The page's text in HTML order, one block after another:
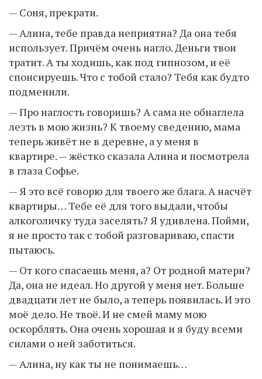
— Соня, прекрати.
— Алина, тебе правда неприятна? Да она тебя
использует. Причём очень нагло. Деньги твои
тратит. А ты ходишь, как под гипнозом, и её
спонсируешь. Что с тобой стало? Тебя как будто
подменили.
— Про наглость говоришь? А сама не обнаглела
лезть в мою жизнь? К твоему сведению, мама
теперь живёт не в деревне, а у меня в
квартире. — жёстко сказала Алина и посмотрела
в глаза Софье.
— Я это всё говорю для твоего же блага. А насчёт
квартиры… Тебе её для того выдали, чтобы
алкоголичку туда заселять? Я удивлена. Пойми,
я не просто так с тобой разговариваю, спасти
пытаюсь.
— От кого спасаешь меня, а? От родной матери?
Да, она не идеал. Но другой у меня нет. Больше
двадцати лет не было, а теперь появилась. И это
моё дело. Не твоё. И не смей маму мою
оскорблять. Она очень хорошая и я буду всеми
силами о ней заботиться.
— Алина, ну как ты не понимаешь…